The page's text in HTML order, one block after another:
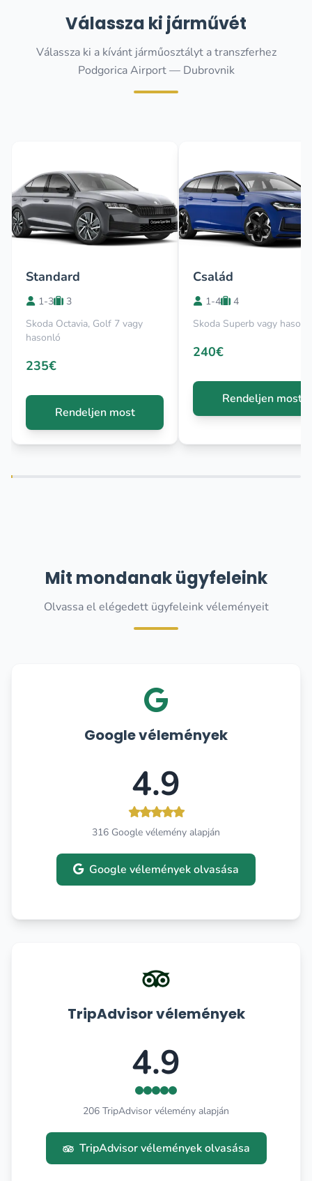
Válassza ki járművét
Válassza ki a kívánt járműosztályt a transzferhez
Podgorica Airport — Dubrovnik
Standard
1-3
3
Skoda Octavia, Golf 7 vagy
hasonló
235€
Rendeljen most
Család
1-4
4
Skoda Superb vagy
240€
Rendeljen most
Mit mondanak ügyfeleink
Olvassa el elégedett ügyfeleink véleményeit
Google vélemények
4.9
316 Google vélemény alapján
Google vélemények olvasása
TripAdvisor vélemények
4.9
206 TripAdvisor vélemény alapján
TripAdvisor vélemények olvasása